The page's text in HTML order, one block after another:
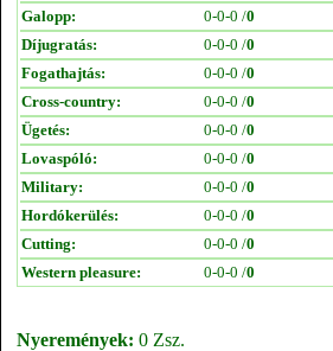
Galopp:
0-0-0 /0
Díjugratás:
0-0-0 /0
Fogathajtás:
0-0-0 /0
Cross-country:
0-0-0 /0
Ügetés:
0-0-0 /0
Lovaspóló:
0-0-0 /0
Military:
0-0-0 /0
Hordókerülés:
0-0-0 /0
Cutting:
0-0-0 /0
Western pleasure:
0-0-0 /0
Nyeremények: 0 Zsz.